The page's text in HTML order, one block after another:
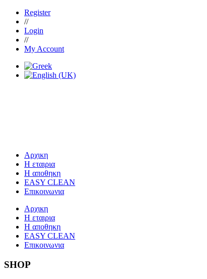
Register
//
Login
//
My Account
Αρχικη
Η εταιρια
Η αποθηκη
EASY CLEAN
Επικοινωνια
Αρχικη
Η εταιρια
Η αποθηκη
EASY CLEAN
Επικοινωνια
SHOP